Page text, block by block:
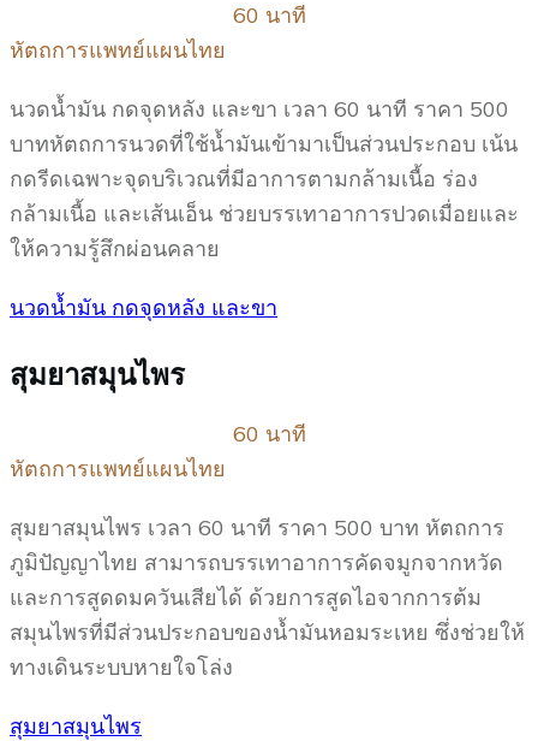
60 นาที
หัตถการแพทย์แผนไทย
นวดน้ำมัน กดจุดหลัง และขา เวลา 60 นาที ราคา 500
บาทหัตถการนวดที่ใช้น้ำมันเข้ามาเป็นส่วนประกอบ เน้น
กดรีดเฉพาะจุดบริเวณที่มีอาการตามกล้ามเนื้อ ร่อง
กล้ามเนื้อ และเส้นเอ็น ช่วยบรรเทาอาการปวดเมื่อยและ
ให้ความรู้สึกผ่อนคลาย
นวดน้ำมัน กดจุดหลัง และขา
สุมยาสมุนไพร
60 นาที
หัตถการแพทย์แผนไทย
สุมยาสมุนไพร เวลา 60 นาที ราคา 500 บาท หัตถการ
ภูมิปัญญาไทย สามารถบรรเทาอาการคัดจมูกจากหวัด
และการสูดดมควันเสียได้ ด้วยการสูดไอจากการต้ม
สมุนไพรที่มีส่วนประกอบของน้ำมันหอมระเหย ซึ่งช่วยให้
ทางเดินระบบหายใจโล่ง
สุมยาสมุนไพร